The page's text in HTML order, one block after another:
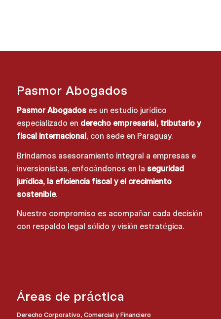
Pasmor Abogados
Pasmor Abogadoses un estudio jurídico
especializado en derecho empresarial, tributario y
fiscal internacional, con sede en Paraguay.
Brindamos asesoramiento integral a empresas e
inversionistas, enfocándonos en la seguridad
jurídica, la eficiencia fiscal y el crecimiento
sostenible.
Nuestro compromiso es acompañar cada decisión
con respaldo legal sólido y visión estratégica.
Áreas de práctica
Derecho Corporativo, Comercial y Financiero